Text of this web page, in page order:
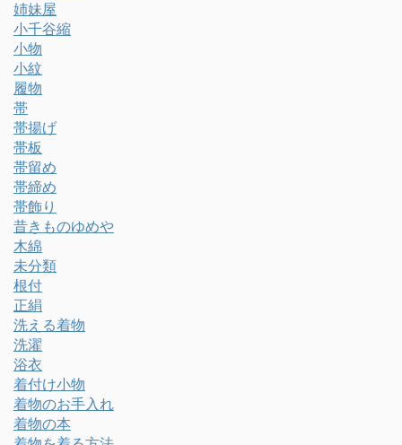
姉妹屋
小千谷縮
小物
小紋
履物
帯
帯揚げ
帯板
帯留め
帯締め
帯飾り
昔きものゆめや
木綿
未分類
根付
正絹
洗える着物
洗濯
浴衣
着付け小物
着物のお手入れ
着物の本